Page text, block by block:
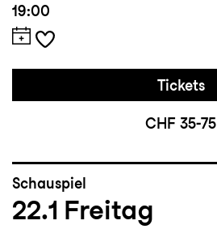
19:00
Tickets
CHF 35-75
Schauspiel
22.1 Freitag